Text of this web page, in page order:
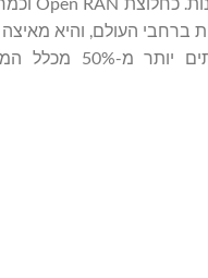
ברחבי העולם, והיא